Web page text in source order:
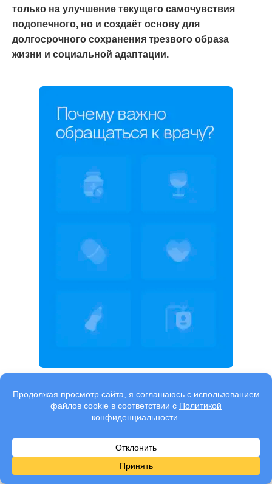
только на улучшение текущего самочувствия
подопечного, но и создаёт основу для
долгосрочного сохранения трезвого образа
жизни и социальной адаптации.